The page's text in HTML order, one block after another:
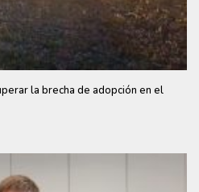
la brecha de adopción en el